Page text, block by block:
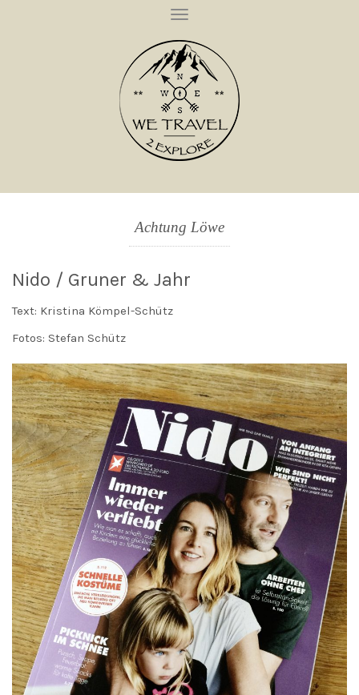
T
G
G
L
E
N
A
V
I
A
O
Achtung Löwe
Nido / Gruner & Jahr
Text: Kristina Kömpel-Schütz
Fotos: Stefan Schütz